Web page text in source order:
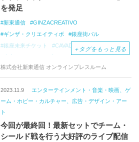
を発足
新東通信
GINZACREATIVO
ギンザ・クリエイティボ
銀座街バル
銀座未来チケット
CAVADISCOVERYWEEK
銀座酒場音楽プロジェクト
＋ タグをもっと見る
株式会社新東通信 オンラインプレスルーム
2023.11.9
エンターテインメント・音楽・映画、ゲ
ーム・ホビー・カルチャー、広告・デザイン・アー
ト
今回が最終回！最新セットでチーム・
シールド戦を行う大好評のライブ配信